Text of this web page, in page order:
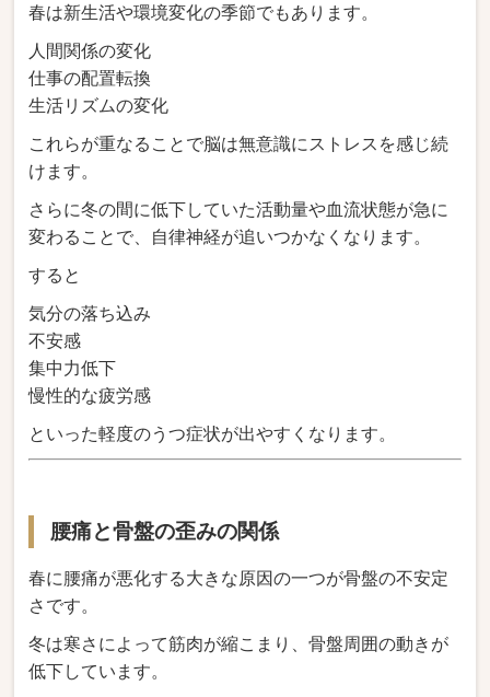
春は新生活や環境変化の季節でもあります。
人間関係の変化
仕事の配置転換
生活リズムの変化
これらが重なることで脳は無意識にストレスを感じ続
けます。
さらに冬の間に低下していた活動量や血流状態が急に
変わることで、自律神経が追いつかなくなります。
すると
気分の落ち込み
不安感
集中力低下
慢性的な疲労感
といった軽度のうつ症状が出やすくなります。
腰痛と骨盤の歪みの関係
春に腰痛が悪化する大きな原因の一つが骨盤の不安定
さです。
冬は寒さによって筋肉が縮こまり、骨盤周囲の動きが
低下しています。